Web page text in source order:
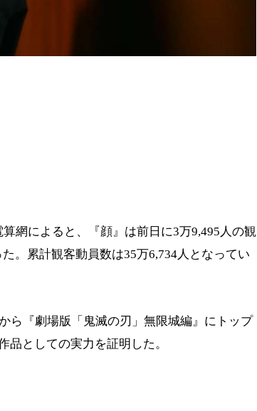
網によると、『顔』は前日に3万9,495人の観
。累計観客動員数は35万6,734人となってい
ら『劇場版「鬼滅の刃」無限城編』にトップ
品としての実力を証明した。